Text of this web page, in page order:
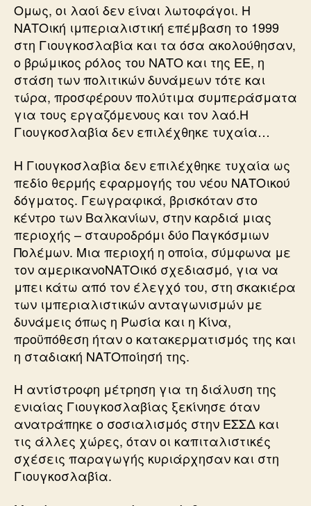
Ομως, οι λαοί δεν είναι λωτοφάγοι. Η
ΝΑΤΟική ιμπεριαλιστική επέμβαση το 1999
στη Γιουγκοσλαβία και τα όσα ακολούθησαν,
ο βρώμικος ρόλος του ΝΑΤΟ και της ΕΕ, η
στάση των πολιτικών δυνάμεων τότε και
τώρα, προσφέρουν πολύτιμα συμπεράσματα
για τους εργαζόμενους και τον λαό.Η
Γιουγκοσλαβία δεν επιλέχθηκε τυχαία…
Η Γιουγκοσλαβία δεν επιλέχθηκε τυχαία ως
πεδίο θερμής εφαρμογής του νέου ΝΑΤΟικού
δόγματος. Γεωγραφικά, βρισκόταν στο
κέντρο των Βαλκανίων, στην καρδιά μιας
περιοχής – σταυροδρόμι δύο Παγκόσμιων
Πολέμων. Μια περιοχή η οποία, σύμφωνα με
τον αμερικανοΝΑΤΟικό σχεδιασμό, για να
μπει κάτω από τον έλεγχό του, στη σκακιέρα
των ιμπεριαλιστικών ανταγωνισμών με
δυνάμεις όπως η Ρωσία και η Κίνα,
προϋπόθεση ήταν ο κατακερματισμός της και
η σταδιακή ΝΑΤΟποίησή της.
Η αντίστροφη μέτρηση για τη διάλυση της
ενιαίας Γιουγκοσλαβίας ξεκίνησε όταν
ανατράπηκε ο σοσιαλισμός στην ΕΣΣΔ και
τις άλλες χώρες, όταν οι καπιταλιστικές
σχέσεις παραγωγής κυριάρχησαν και στη
Γιουγκοσλαβία.